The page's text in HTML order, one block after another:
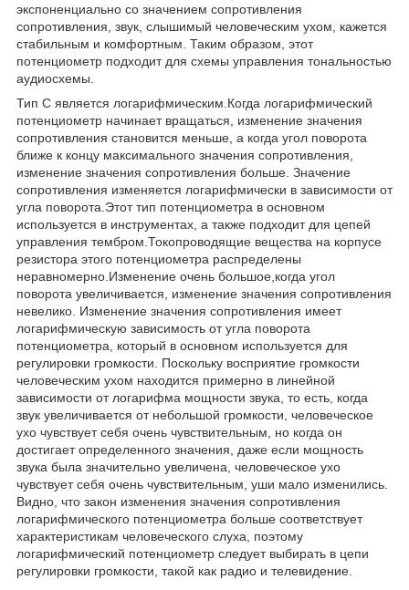
экспоненциально со значением сопротивления
сопротивления, звук, слышимый человеческим ухом, кажется
стабильным и комфортным. Таким образом, этот
потенциометр подходит для схемы управления тональностью
аудиосхемы.
Тип C является логарифмическим.Когда логарифмический
потенциометр начинает вращаться, изменение значения
сопротивления становится меньше, а когда угол поворота
ближе к концу максимального значения сопротивления,
изменение значения сопротивления больше. Значение
сопротивления изменяется логарифмически в зависимости от
угла поворота.Этот тип потенциометра в основном
используется в инструментах, а также подходит для цепей
управления тембром.Токопроводящие вещества на корпусе
резистора этого потенциометра распределены
неравномерно.Изменение очень большое,когда угол
поворота увеличивается, изменение значения сопротивления
невелико. Изменение значения сопротивления имеет
логарифмическую зависимость от угла поворота
потенциометра, который в основном используется для
регулировки громкости. Поскольку восприятие громкости
человеческим ухом находится примерно в линейной
зависимости от логарифма мощности звука, то есть, когда
звук увеличивается от небольшой громкости, человеческое
ухо чувствует себя очень чувствительным, но когда он
достигает определенного значения, даже если мощность
звука была значительно увеличена, человеческое ухо
чувствует себя очень чувствительным, уши мало изменились.
Видно, что закон изменения значения сопротивления
логарифмического потенциометра больше соответствует
характеристикам человеческого слуха, поэтому
логарифмический потенциометр следует выбирать в цепи
регулировки громкости, такой как радио и телевидение.